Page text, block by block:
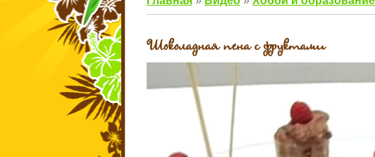
Шоколадная пена с фруктами